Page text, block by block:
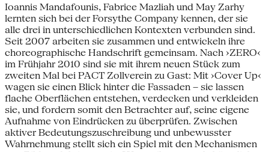
Ioannis Mandafounis, Fabrice Mazliah und May Zarhy
lernten sich bei der Forsythe Company kennen, der sie
alle drei in unterschiedlichen Kontexten verbunden sind.
Seit 2007 arbeiten sie zusammen und entwickeln ihre
choreographische Handschrift gemeinsam. Nach ›ZERO‹
im Frühjahr 2010 sind sie mit ihrem neuen Stück zum
zweiten Mal bei PACT Zollverein zu Gast: Mit ›Cover Up‹
wagen sie einen Blick hinter die Fassaden – sie lassen
flache Oberflächen entstehen, verdecken und verkleiden
sie, und fordern somit den Betrachter auf, seine eigene
Aufnahme von Eindrücken zu überprüfen. Zwischen
aktiver Bedeutungszuschreibung und unbewusster
Wahrnehmung stellt sich ein Spiel mit den Mechanismen